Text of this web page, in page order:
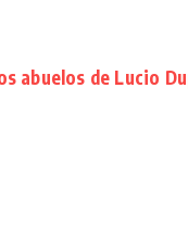
abuelos de Lucio